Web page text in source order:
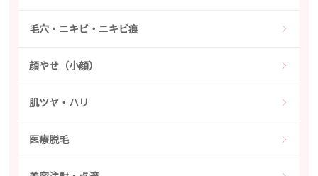
毛穴・ニキビ・ニキビ痕
顔やせ（小顔）
肌ツヤ・ハリ
医療脱毛